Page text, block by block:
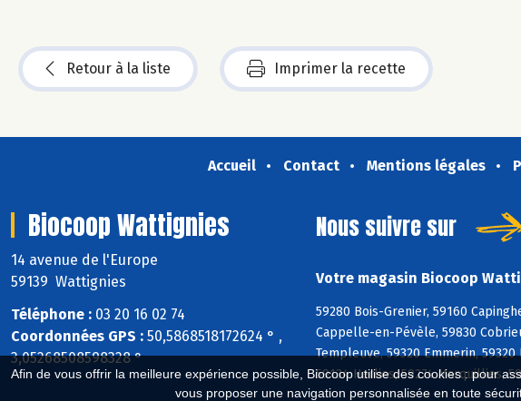
Afin de vous offrir la meilleure expérience possible, Biocoop utilise des cookies : pour
vous proposer une navigation personnalisée en toute
Retour à la liste Imprimer la recette
Accueil Contact Mentions légales
Biocoop Wattignies
14 avenue de l'Europe
59139 Wattignies
Téléphone : 03 20 16 02 74
Coordonnées GPS : 50,5868518172624 ° ,
3,05268508598328 °
Nous suivre sur
Votre magasin Biocoop
59280 Bois-Grenier, 59160
Cappelle-en-Pévèle, 59830
Templeuve, 59320 Emmerin,
59134 Herlies, 59274 Marquillies,